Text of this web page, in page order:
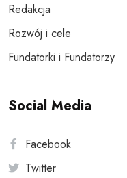
Redakcja
Rozwój i cele
Fundatorki i Fundatorzy
Social Media
Facebook
Twitter